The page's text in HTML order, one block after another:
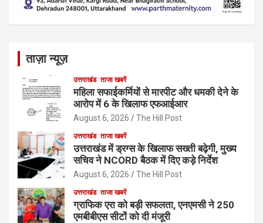
ताज़ा न्यूज़
उत्तराखंड ताजा खबरें
महिला सफाईकर्मियों से मारपीट और धमकी देने के
आरोप में 6 के खिलाफ एफआईआर
August 6, 2026 The Hill Post
उत्तराखंड ताजा खबरें
उत्तराखंड में ड्रग्स के खिलाफ सख्ती बढ़ेगी, मुख्य
सचिव ने NCORD बैठक में दिए कड़े निर्देश
August 6, 2026 The Hill Post
उत्तराखंड ताजा खबरें
ग्राफिक एरा को बड़ी सफलता, एनएमसी ने 250
एमबीबीएस सीटों को दी मंजूरी